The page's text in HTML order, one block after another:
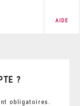
AIDE
?
obligatoires.